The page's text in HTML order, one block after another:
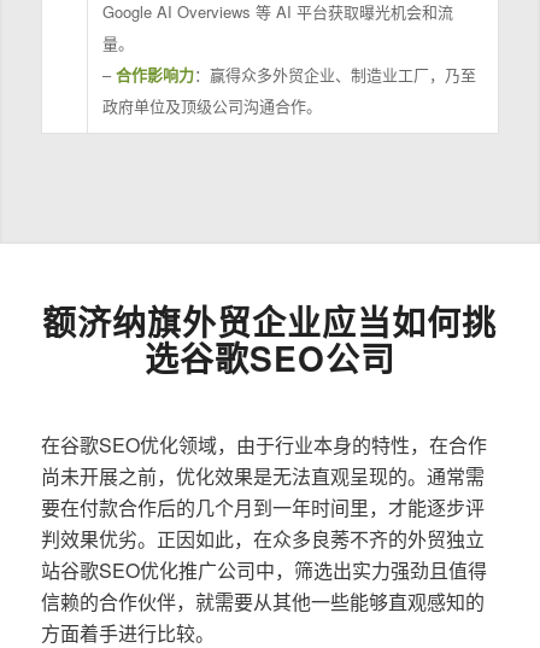
Google AI Overviews 等 AI 平台获取曝光机会和流
量。
–合作影响力：赢得众多外贸企业、制造业工厂，乃至
政府单位及顶级公司沟通合作。
额济纳旗外贸企业应当如何挑
选谷歌SEO公司
在谷歌SEO优化领域，由于行业本身的特性，在合作
尚未开展之前，优化效果是无法直观呈现的。通常需
要在付款合作后的几个月到一年时间里，才能逐步评
判效果优劣。正因如此，在众多良莠不齐的外贸独立
站谷歌SEO优化推广公司中，筛选出实力强劲且值得
信赖的合作伙伴，就需要从其他一些能够直观感知的
方面着手进行比较。